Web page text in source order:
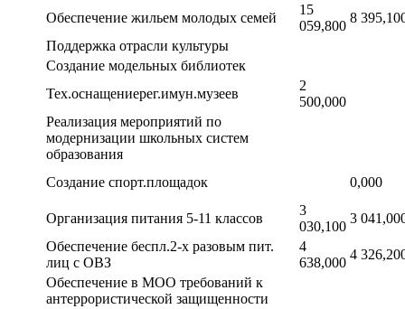
Обеспечение жильем молодых семей
15
059,800
8
Поддержка отрасли культуры
Создание модельных библиотек
Тех.оснащениерег.имун.музеев
2
500,000
Реализация мероприятий по
модернизации школьных систем
образования
Создание спорт.площадок
0,000
Организация питания 5-11 классов
3
030,100
3
Обеспечение беспл.2-х разовым пит.
лиц с ОВЗ
4
638,000
4
Обеспечение в МОО требований к
антеррористической защищенности